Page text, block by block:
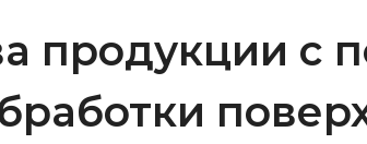
продукции с